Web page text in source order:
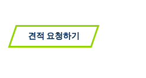
견적 요청하기